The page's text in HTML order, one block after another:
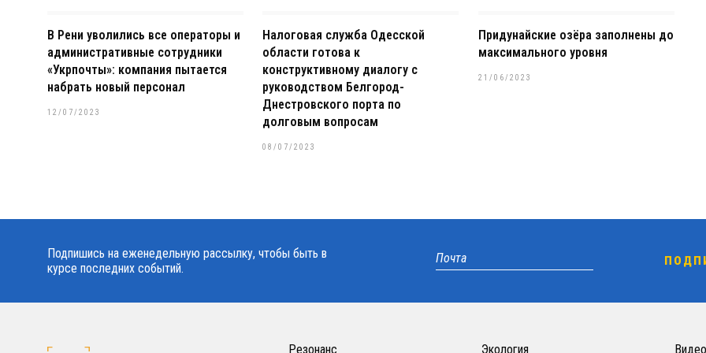
В Рени уволились все операторы и
административные сотрудники
«Укрпочты»: компания пытается
набрать новый персонал
12/07/2023
Налоговая служба Одесской
области готова к
конструктивному диалогу с
руководством Белгород-
Днестровского порта по
долговым вопросам
08/07/2023
Придунайские озёра заполнены до
максимального уровня
21/06/2023
Подпишись на еженедельную рассылку, чтобы быть в
курсе последних событий.
Резонанс Экология Видео